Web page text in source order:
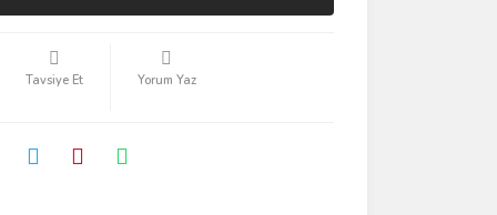
Tavsiye Et Yorum Yaz